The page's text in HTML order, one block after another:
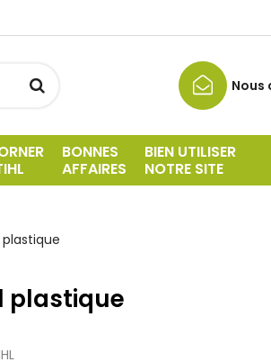
BONNES
AFFAIRES
BIEN UTILISER
NOTRE SITE
plastique